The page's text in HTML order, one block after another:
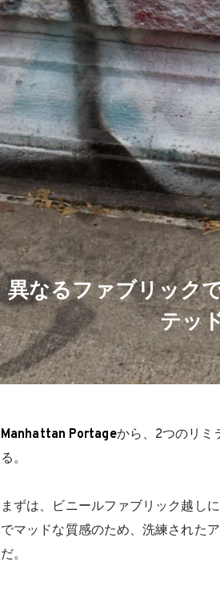
異なるファブリック
テッ
Manhattan Portageから、2つのリミ
る。
まずは、ビニールファブリック越し
でマッドな質感のため、洗練された
だ。